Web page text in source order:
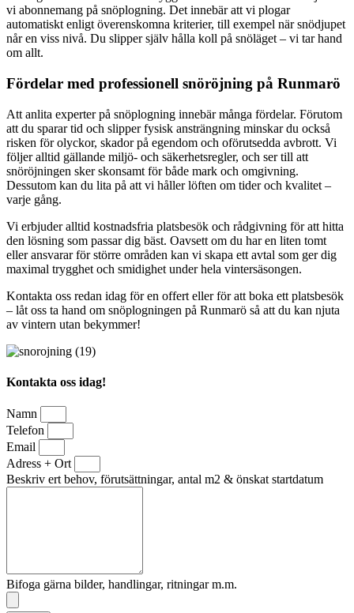
vi abonnemang på snöplogning. Det innebär att vi plogar
automatiskt enligt överenskomna kriterier, till exempel när snödjupet
når en viss nivå. Du slipper själv hålla koll på snöläget – vi tar hand
om allt.
Fördelar med professionell snöröjning på Runmarö
Att anlita experter på snöplogning innebär många fördelar. Förutom
att du sparar tid och slipper fysisk ansträngning minskar du också
risken för olyckor, skador på egendom och oförutsedda avbrott. Vi
följer alltid gällande miljö- och säkerhetsregler, och ser till att
snöröjningen sker skonsamt för både mark och omgivning.
Dessutom kan du lita på att vi håller löften om tider och kvalitet –
varje gång.
Vi erbjuder alltid kostnadsfria platsbesök och rådgivning för att hitta
den lösning som passar dig bäst. Oavsett om du har en liten tomt
eller ansvarar för större områden kan vi skapa ett avtal som ger dig
maximal trygghet och smidighet under hela vintersäsongen.
Kontakta oss redan idag för en offert eller för att boka ett platsbesök
– låt oss ta hand om snöplogningen på Runmarö så att du kan njuta
av vintern utan bekymmer!
Kontakta oss idag!
Namn
Telefon
Email
Adress + Ort
Beskriv ert behov, förutsättningar, antal m2 & önskat startdatum
Bifoga gärna bilder, handlingar, ritningar m.m.